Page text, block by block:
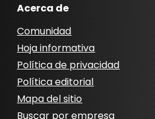
Acerca de
Comunidad
Hoja informativa
Política de privacidad
Política editorial
Mapa del sitio
Buscar por empresa